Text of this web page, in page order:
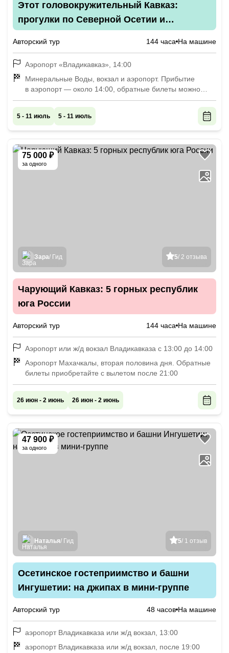
Этот головокружительный Кавказ:
прогулки по Северной Осетии и
Авторский тур 144 часа На машине
Аэропорт «Владикавказ», 14:00
Минеральные Воды, вокзал и аэропорт. Прибытие
в аэропорт — около 14:00, обратные билеты можно
покупать на рейсы с вылетом после 16:00
5 - 11 июль 5 - 11 июль
75 000 ₽
за одного
5/ 2 отзыва
Зара/ Гид
Чарующий Кавказ: 5 горных республик
юга России
Авторский тур 144 часа На машине
Аэропорт или ж/д вокзал Владикавказа с 13:00 до 14:00
Аэропорт Махачкалы, вторая половина дня. Обратные
билеты приобретайте с вылетом после 21:00
26 июн - 2 июнь 26 июн - 2 июнь
47 900 ₽
за одного
5/ 1 отзыв
Наталья/ Гид
Осетинское гостеприимство и башни
Ингушетии: на джипах в мини-группе
Авторский тур 48 часов На машине
аэропорт Владикавказа или ж/д вокзал, 13:00
аэропорт Владикавказа или ж/д вокзал, после 19:00